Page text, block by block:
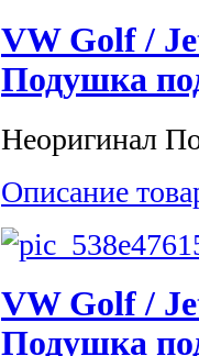
VW Golf /
Подушка
Неоригинал
Описание
VW Golf /
Подушка